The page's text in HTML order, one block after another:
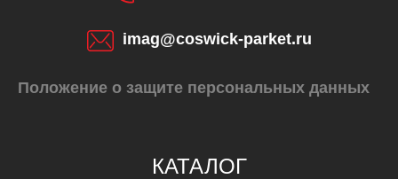
imag@coswick-parket.ru
Положение о защите персональных данных
КАТАЛОГ